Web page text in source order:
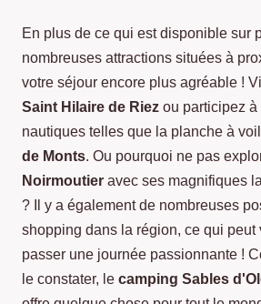
En plus de ce qui est disponible sur
nombreuses attractions situées à
votre séjour encore plus agréable !
Saint Hilaire de Riez ou participez
nautiques telles que la planche à
de Monts. Ou pourquoi ne pas
Noirmoutier avec ses magnifiques
? Il y a également de nombreuses
shopping dans la région, ce qui peut
passer une journée passionnante !
le constater, le camping Sables